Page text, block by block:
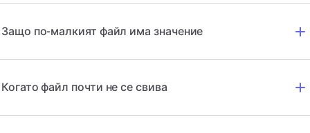
Защо по-малкият файл има значение
Когато файл почти не се свива